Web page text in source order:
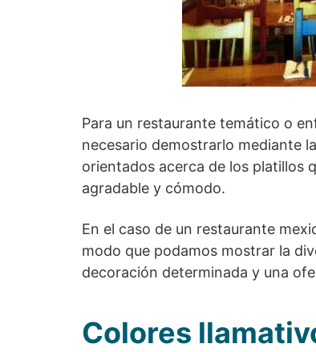
Para un restaurante temático o
necesario demostrarlo mediante
orientados acerca de los platillos
agradable y cómodo.
En el caso de un restaurante
modo que podamos mostrar la
decoración determinada y una
Colores